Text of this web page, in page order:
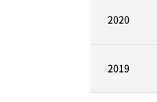
2020
2019